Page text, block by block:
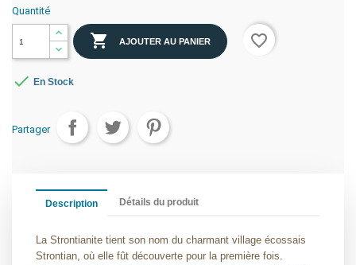
Quantité
 AJOUTER AU PANIER favorite_border
 En Stock
Partager
Description Détails du produit
La Strontianite tient son nom du charmant village écossais
Strontian, où elle fût découverte pour la première fois.